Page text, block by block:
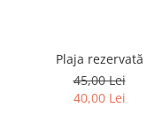
Plaja rezervată
45,00 Lei
40,00 Lei